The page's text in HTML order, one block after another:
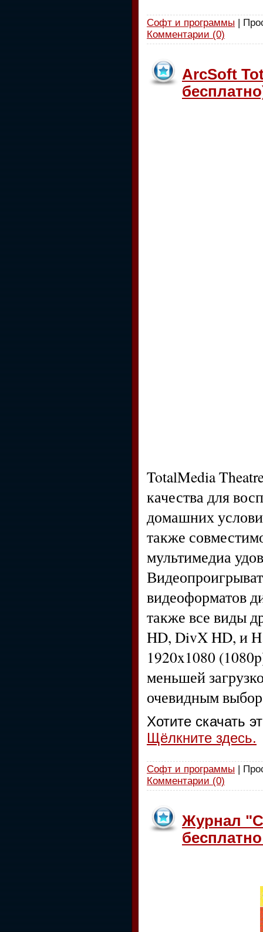
Софт и программы |
Комментарии (0)
ArcSoft
TotalMedia
качества для
домашних
также
мультимедиа
видеоформатов
также все виды
HD, DivX HD, и
1920x1080
меньшей
очевидным
Хотите скачать
Щёлкните здесь.
Софт и программы |
Комментарии (0)
Журнал